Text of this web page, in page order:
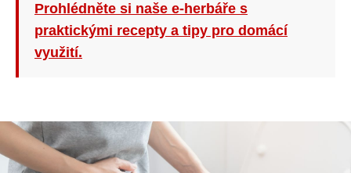
Prohlédněte si naše e-herbáře s
praktickými recepty a tipy pro domácí
využití.